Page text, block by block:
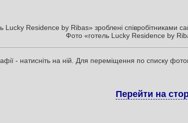
Lucky Residence by Ribas» зроблені співробітниками
Фото «готель Lucky Residence by
- натисніть на ній. Для переміщення по списку
Перейти на